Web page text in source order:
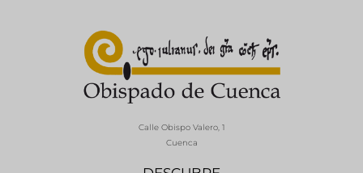
Calle Obispo Valero, 1
Cuenca